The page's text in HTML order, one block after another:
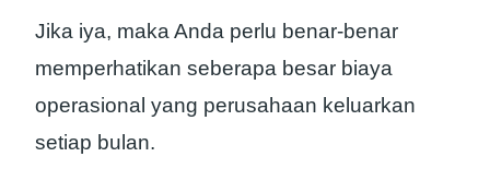
Jika iya, maka Anda perlu benar-benar
memperhatikan seberapa besar biaya
operasional yang perusahaan keluarkan
setiap bulan.